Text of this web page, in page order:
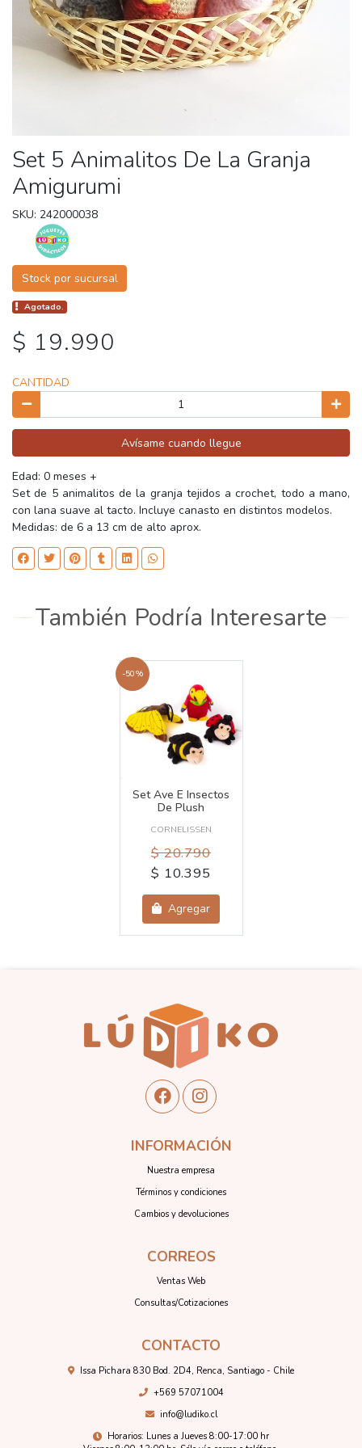
Set 5 Animalitos De La Granja
Amigurumi
SKU: 242000038
Stock por sucursal
Agotado.
$ 19.990
CANTIDAD
Avísame cuando llegue
Edad: 0 meses +
Set de 5 animalitos de la granja tejidos a crochet, todo a mano,
con lana suave al tacto. Incluye canasto en distintos modelos.
Medidas: de 6 a 13 cm de alto aprox.
También Podría Interesarte
-50%
Set Ave E Insectos
De Plush
CORNELISSEN
$ 20.790
$ 10.395
Agregar
INFORMACIÓN
Nuestra empresa
Términos y condiciones
Cambios y devoluciones
CORREOS
Ventas Web
Consultas/Cotizaciones
CONTACTO
Issa Pichara 830 Bod. 2D4, Renca, Santiago - Chile
+569 57071004
info@ludiko.cl
Horarios: Lunes a Jueves 8:00-17:00 hr